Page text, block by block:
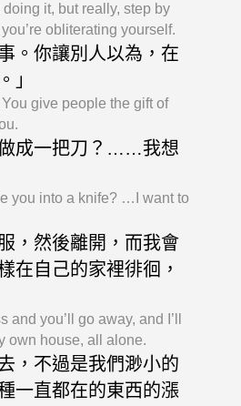
doing it, but really, step by
obliterating yourself.
。你讓別人以為，在
」
give people the gift of
做成一把刀？……我想
you into a knife? …I want to
，然後離開，而我會
在自己的家裡徘徊，
and you’ll go away, and I’ll
own house, all alone.
，不過是我們渺小的
一直都在的東西的漲